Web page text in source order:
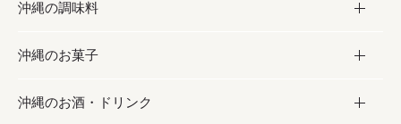
フルーツ・野菜
お肉
海産物
加工食品
缶詰／パウチ
沖縄料理
沖縄の調味料
調味料
砂糖／黒砂糖
沖縄のお菓子
お菓子
沖縄のお酒・ドリンク